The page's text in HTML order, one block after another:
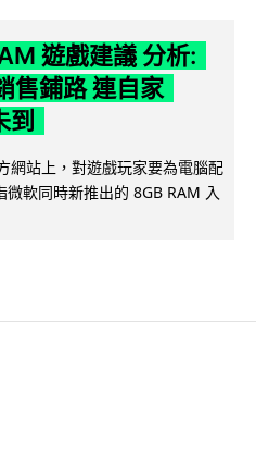
遊戲建議 分析:
售鋪路 連自家
站上，對遊戲玩家要為電腦配
軟同時新推出的 8GB RAM 入